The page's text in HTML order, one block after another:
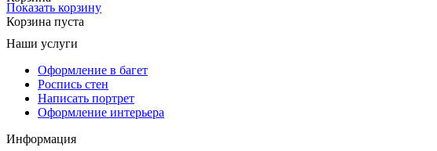
Показать корзину
Корзина пуста
Наши услуги
Оформление в багет
Роспись стен
Написать портрет
Оформление интерьера
Информация